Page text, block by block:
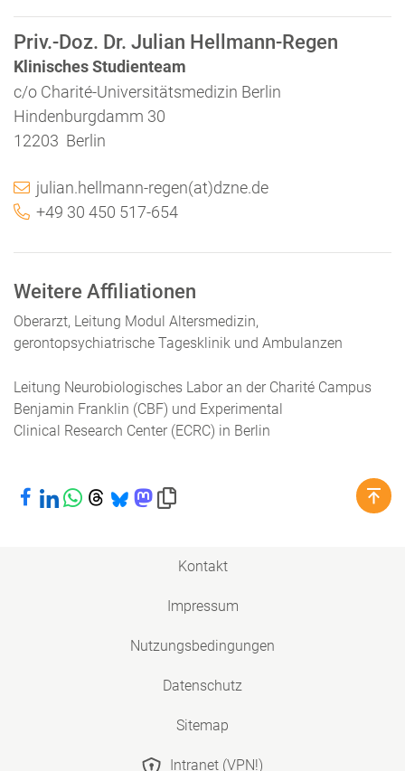
Priv.-Doz. Dr. Julian Hellmann-Regen
Klinisches Studienteam
c/o Charité-Universitätsmedizin Berlin
Hindenburgdamm 30
12203 Berlin
julian.hellmann-regen(at)dzne.de
+49 30 450 517-654
Weitere Affiliationen
Oberarzt, Leitung Modul Altersmedizin,
gerontopsychiatrische Tagesklinik und Ambulanzen
Leitung Neurobiologisches Labor an der Charité Campus
Benjamin Franklin (CBF) und Experimental
Clinical Research Center (ECRC) in Berlin
Bei Facebook teilen
Bei LinkedIn teilen
Bei WhatsApp teilen
Bei Threads teilen
Bei Bluesky teilen
Bei Mastodon teilen
Link in die Zwischenablage kopieren
Kontakt
Impressum
Nutzungsbedingungen
Datenschutz
Sitemap
Intranet (VPN!)